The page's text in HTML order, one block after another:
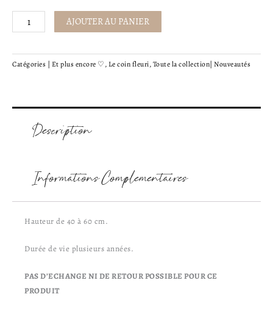
Branches
d'olivier
-
AJOUTER AU PANIER
Catégories | Et plus encore ♡, Le coin fleuri,Toute la collection| Nouveautés
Description
Informations Complémentaires
Hauteur de 40 à 60 cm.
Durée de vie plusieurs années.
PAS D’ECHANGE NI DE RETOUR POSSIBLE POUR CE
PRODUIT